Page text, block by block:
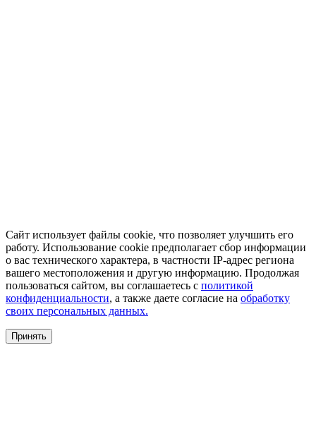
Сайт использует файлы cookie, что позволяет улучшить его
работу. Использование cookie предполагает сбор информации
о вас технического характера, в частности IP-адрес региона
вашего местоположения и другую информацию. Продолжая
пользоваться сайтом, вы соглашаетесь с политикой
конфиденциальности, а также даете согласие на обработку
своих персональных данных.
Принять